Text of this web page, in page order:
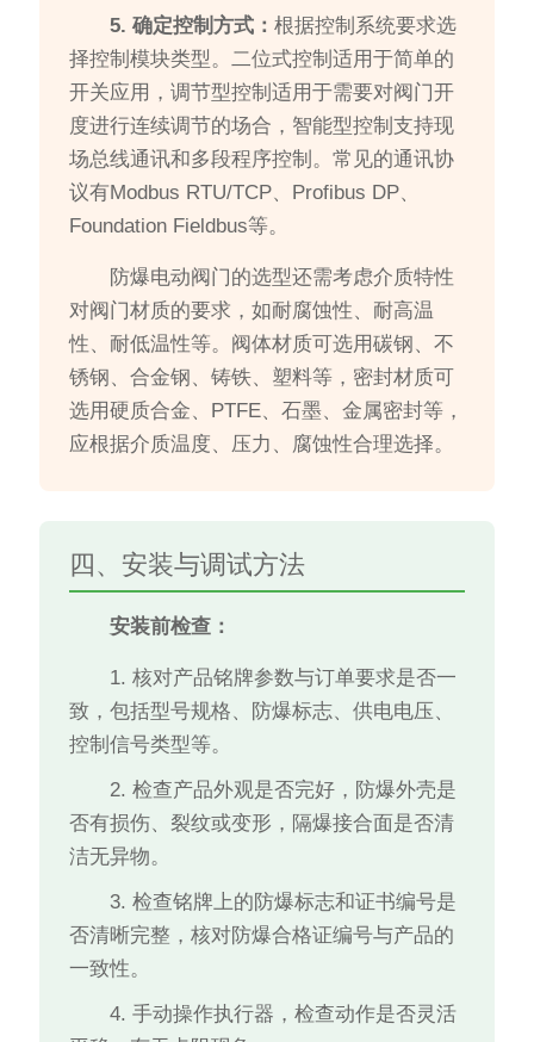
5. 确定控制方式：根据控制系统要求选
择控制模块类型。二位式控制适用于简单的
开关应用，调节型控制适用于需要对阀门开
度进行连续调节的场合，智能型控制支持现
场总线通讯和多段程序控制。常见的通讯协
议有Modbus RTU/TCP、Profibus DP、
Foundation Fieldbus等。
防爆电动阀门的选型还需考虑介质特性
对阀门材质的要求，如耐腐蚀性、耐高温
性、耐低温性等。阀体材质可选用碳钢、不
锈钢、合金钢、铸铁、塑料等，密封材质可
选用硬质合金、PTFE、石墨、金属密封等，
应根据介质温度、压力、腐蚀性合理选择。
四、安装与调试方法
安装前检查：
1. 核对产品铭牌参数与订单要求是否一
致，包括型号规格、防爆标志、供电电压、
控制信号类型等。
2. 检查产品外观是否完好，防爆外壳是
否有损伤、裂纹或变形，隔爆接合面是否清
洁无异物。
3. 检查铭牌上的防爆标志和证书编号是
否清晰完整，核对防爆合格证编号与产品的
一致性。
4. 手动操作执行器，检查动作是否灵活